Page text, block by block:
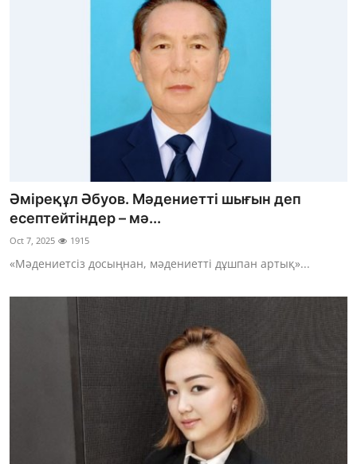
Әміреқұл Әбуов. Мәдениетті шығын деп
есептейтіндер – мә...
Oct 7, 2025 1915
«Мәдениетсіз досыңнан, мәдениетті дұшпан артық»...